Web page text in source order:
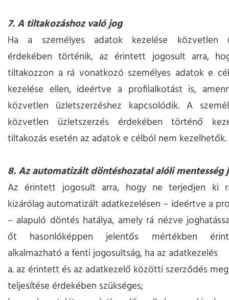
7. A tiltakozáshoz való jog
Ha a személyes adatok kezelése közvetlen
érdekében történik, az érintett jogosult arra,
tiltakozzon a rá vonatkozó személyes adatok e
kezelése ellen, ideértve a profilalkotást is,
közvetlen üzletszerzéshez kapcsolódik. A
közvetlen üzletszerzés érdekében történő
tiltakozás esetén az adatok e célból nem kezelhetők.
8. Az automatizált döntéshozatal alóli mentesség
Az érintett jogosult arra, hogy ne terjedjen ki
kizárólag automatizált adatkezelésen – ideértve a
– alapuló döntés hatálya, amely rá nézve
őt hasonlóképpen jelentős mértékben
alkalmazható a fenti jogosultság, ha az adatkezelés
a. az érintett és az adatkezelő közötti szerződés
teljesítése érdekében szükséges;